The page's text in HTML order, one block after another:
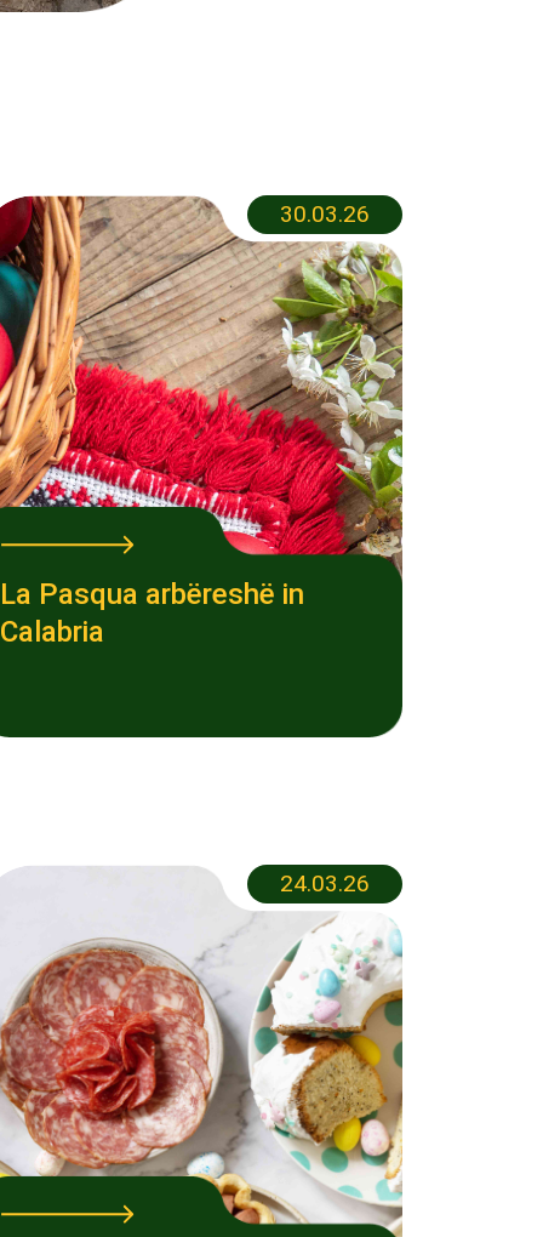
La Pasqua arbëreshë in
Calabria
30.03.26
24.03.26